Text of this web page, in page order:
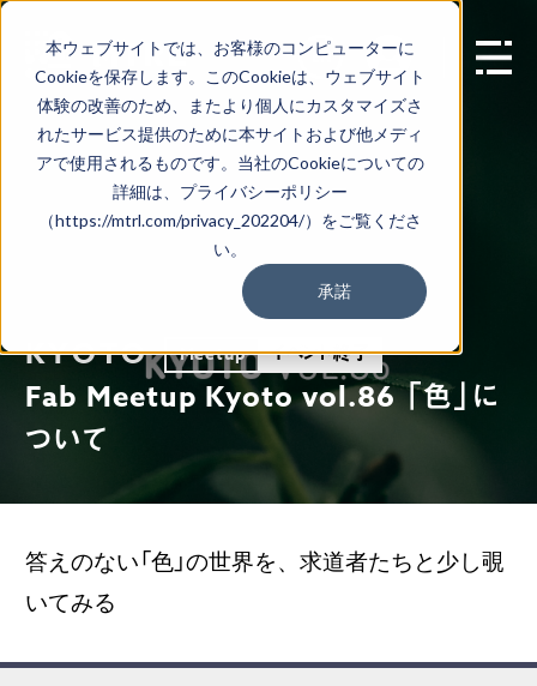
本ウェブサイトでは、お客様のコンピューターに
Cookieを保存します。このCookieは、ウェブサイト
体験の改善のため、またより個人にカスタマイズさ
れたサービス提供のために本サイトおよび他メディ
アで使用されるものです。当社のCookieについての
詳細は、プライバシーポリシー
（https://mtrl.com/privacy_202204/）をご覧くださ
い。
承諾
EN
KYOTO Meetup イベント終了
Fab Meetup Kyoto vol.86 「色」に
ついて
答えのない「色」の世界を、求道者たちと少し覗
いてみる